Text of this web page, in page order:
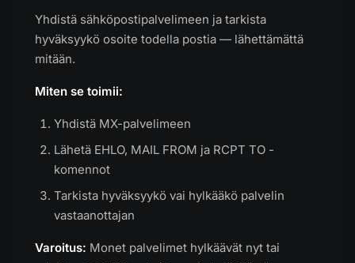
Yhdistä sähköpostipalvelimeen ja tarkista
hyväksyykö osoite todella postia — lähettämättä
mitään.
Miten se toimii:
Yhdistä MX-palvelimeen
Lähetä EHLO, MAIL FROM ja RCPT TO -
komennot
Tarkista hyväksyykö vai hylkääkö palvelin
vastaanottajan
Varoitus: Monet palvelimet hylkäävät nyt tai